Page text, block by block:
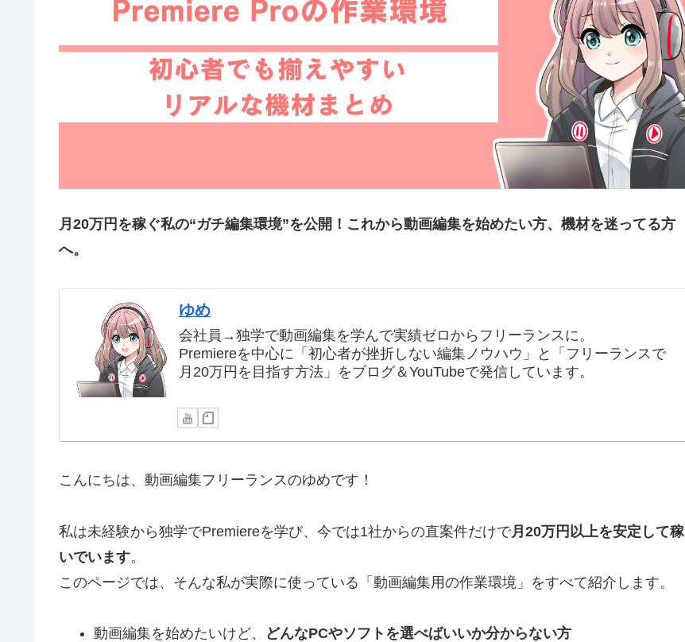
月20万円を稼ぐ私の“ガチ編集環境”を公開！これから動画編集を始めたい方、機材を迷ってる方
へ。
ゆめ
会社員→独学で動画編集を学んで実績ゼロからフリーランスに。
Premiereを中心に「初心者が挫折しない編集ノウハウ」と「フリーランスで
月20万円を目指す方法」をブログ＆YouTubeで発信しています。
こんにちは、動画編集フリーランスのゆめです！
私は未経験から独学でPremiereを学び、今では1社からの直案件だけで月20万円以上を安定して稼
いでいます。
このページでは、そんな私が実際に使っている「動画編集用の作業環境」をすべて紹介します。
動画編集を始めたいけど、
どんなPCやソフトを選べばいいか分からない方